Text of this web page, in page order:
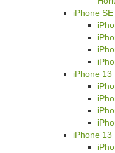
iPhone
iPhone 13